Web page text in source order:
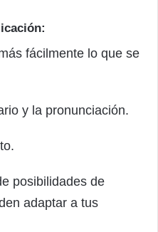
fácilmente lo que se
y la pronunciación.
posibilidades de
adaptar a tus